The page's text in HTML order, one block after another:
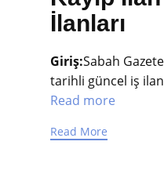
İlanları
Giriş:Sabah
tarihli güncel iş
Read more
Read More